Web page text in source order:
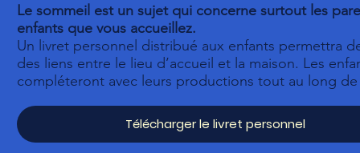
Le sommeil est un sujet qui concerne surtout les
enfants que vous accueillez.
Un livret personnel distribué aux enfants permettra
des liens entre le lieu d’accueil et la maison. Les
compléteront avec leurs productions tout au long de
Télécharger le livret personnel